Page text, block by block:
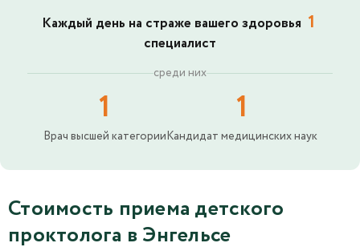
Каждый день на страже вашего здоровья 1
специалист
среди них
1
Врач высшей категории
1
Кандидат медицинских наук
Стоимость приема детского
проктолога в Энгельсе